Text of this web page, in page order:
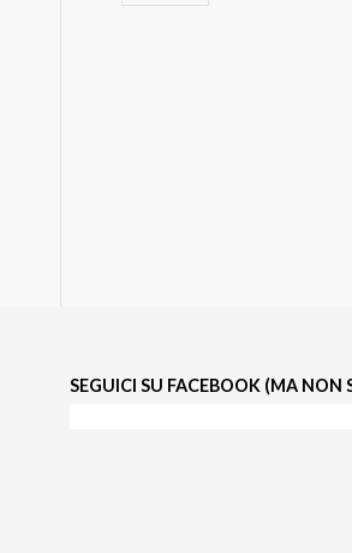
SEGUICI SU FACEBOOK (MA NON